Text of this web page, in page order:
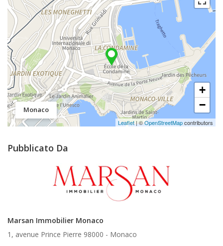
Monaco
+
−
Leaflet| ©OpenStreetMapcontributors
Pubblicato Da
Marsan Immobilier Monaco
1, avenue Prince Pierre 98000 - Monaco